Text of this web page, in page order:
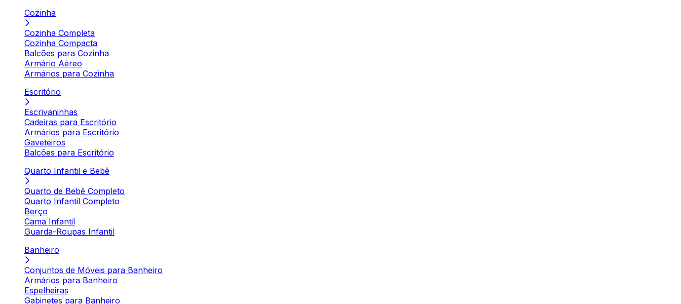
Cozinha
Cozinha Completa
Cozinha Compacta
Balcões para Cozinha
Armário Aéreo
Armários para Cozinha
Escritório
Escrivaninhas
Cadeiras para Escritório
Armários para Escritório
Gaveteiros
Balcões para Escritório
Quarto Infantil e Bebê
Quarto de Bebê Completo
Quarto Infantil Completo
Berço
Cama Infantil
Guarda-Roupas Infantil
Banheiro
Conjuntos de Móveis para Banheiro
Armários para Banheiro
Espelheiras
Gabinetes para Banheiro